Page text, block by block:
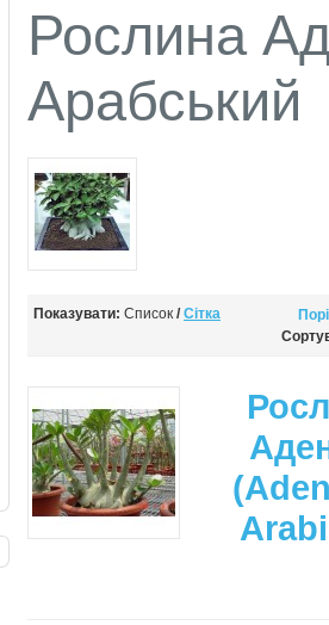
Рослина
Арабський
Показувати: Список / Сітка